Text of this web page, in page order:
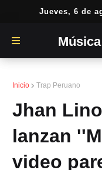
Jueves, 6 de
Inicio Trap Peruano
Jhan
lanzan
video